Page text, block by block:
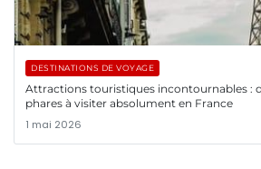
DESTINATIONS DE VOYAGE
Attractions touristiques incontournables :
phares à visiter absolument en France
1 mai 2026